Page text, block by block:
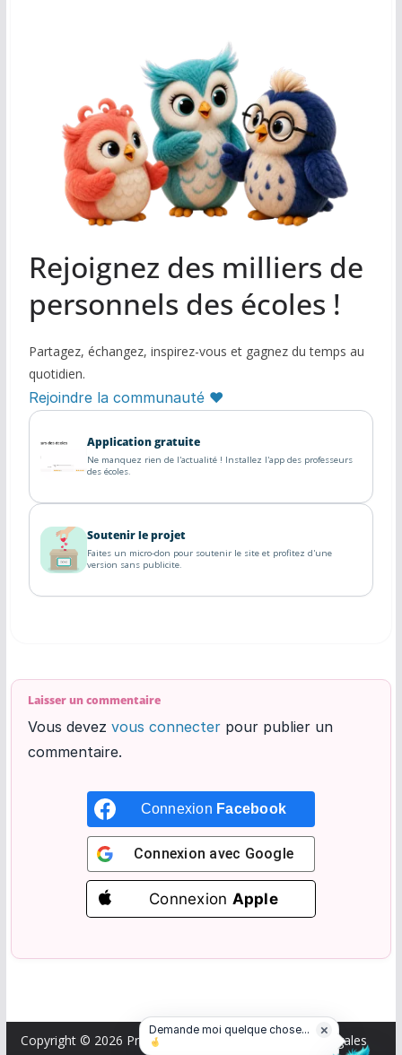
Rejoignez des milliers de
personnels des écoles !
Partagez, échangez, inspirez-vous et gagnez du temps au
quotidien.
Rejoindre la communauté ♥
Application gratuite
Ne manquez rien de l'actualité ! Installez l'app des professeurs
des écoles.
Soutenir le projet
Faites un micro-don pour soutenir le site et profitez d'une
version sans publicite.
Laisser un commentaire
Vous devez vous connecterpour publier un
commentaire.
Connexion Facebook
Connexion avec Google
Connexion Apple
Copyright © 2026 Professeurs des écoles
Mentions légales
Demande moi quelque chose... ×